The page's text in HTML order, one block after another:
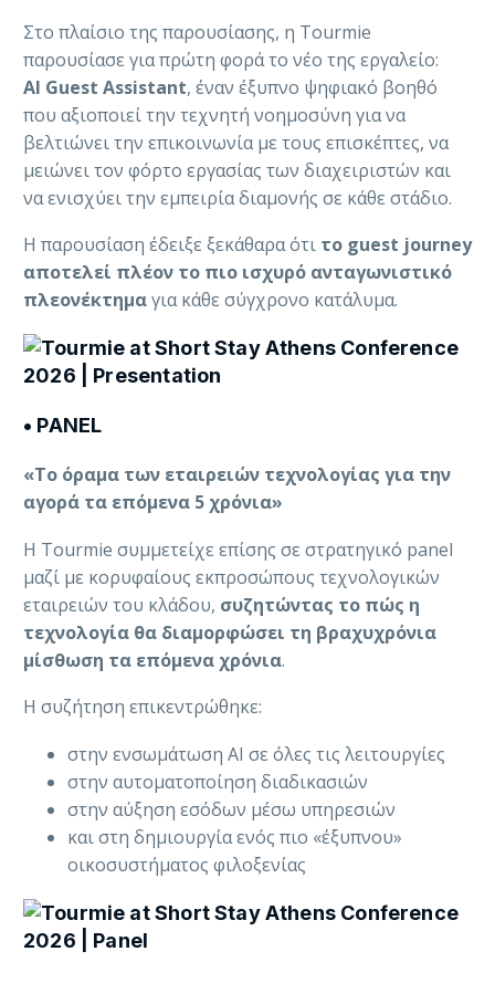
Στο πλαίσιο της παρουσίασης, η Tourmie
παρουσίασε για πρώτη φορά το νέο της εργαλείο:
AI Guest Assistant, έναν έξυπνο ψηφιακό βοηθό
που αξιοποιεί την τεχνητή νοημοσύνη για να
βελτιώνει την επικοινωνία με τους επισκέπτες, να
μειώνει τον φόρτο εργασίας των διαχειριστών και
να ενισχύει την εμπειρία διαμονής σε κάθε στάδιο.
Η παρουσίαση έδειξε ξεκάθαρα ότι το guest journey
αποτελεί πλέον το πιο ισχυρό ανταγωνιστικό
πλεονέκτημαγια κάθε σύγχρονο κατάλυμα.
• PANEL
«Το όραμα των εταιρειών τεχνολογίας για την
αγορά τα επόμενα 5 χρόνια»
Η Tourmie συμμετείχε επίσης σε στρατηγικό panel
μαζί με κορυφαίους εκπροσώπους τεχνολογικών
εταιρειών του κλάδου, συζητώντας το πώς η
τεχνολογία θα διαμορφώσει τη βραχυχρόνια
μίσθωση τα επόμενα χρόνια.
Η συζήτηση επικεντρώθηκε:
στην ενσωμάτωση AI σε όλες τις λειτουργίες
στην αυτοματοποίηση διαδικασιών
στην αύξηση εσόδων μέσω υπηρεσιών
και στη δημιουργία ενός πιο «έξυπνου»
οικοσυστήματος φιλοξενίας